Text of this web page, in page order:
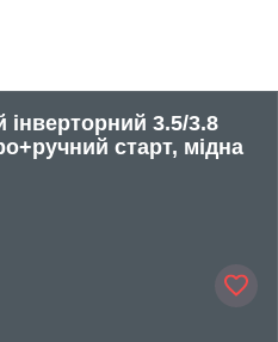
інверторний 3.5/3.8
старт, мідна